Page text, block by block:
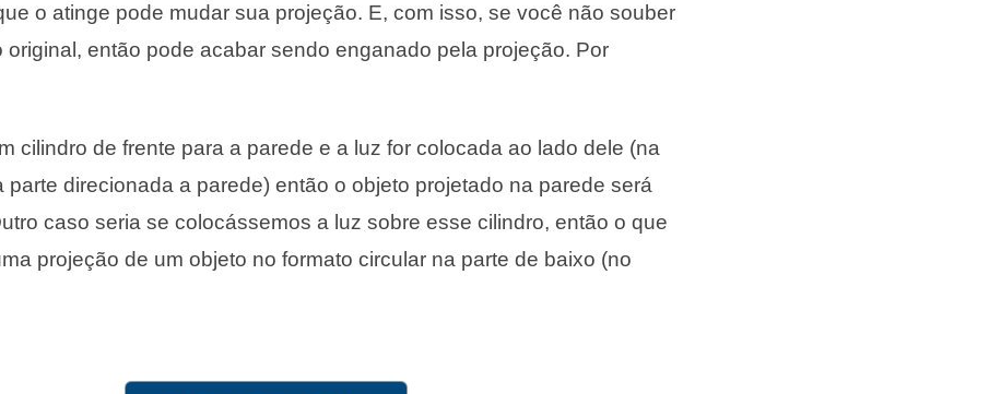
o atinge pode mudar sua projeção. E, com isso, se você não souber
original, então pode acabar sendo enganado pela projeção. Por
cilindro de frente para a parede e a luz for colocada ao lado dele (na
parte direcionada a parede) então o objeto projetado na parede será
caso seria se colocássemos a luz sobre esse cilindro, então o que
projeção de um objeto no formato circular na parte de baixo (no